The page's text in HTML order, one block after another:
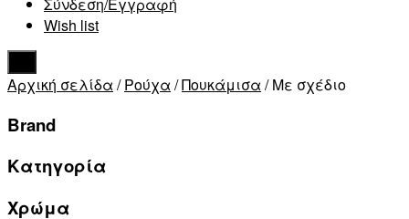
Wish list
Αρχική σελίδα /Ρούχα /Πουκάμισα / Με σχέδιο
Brand
Κατηγορία
Χρώμα